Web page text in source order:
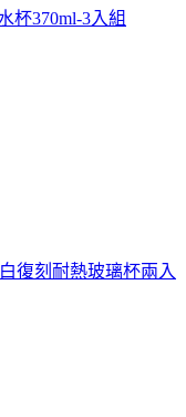
杯370ml-3入組
復刻耐熱玻璃杯兩入